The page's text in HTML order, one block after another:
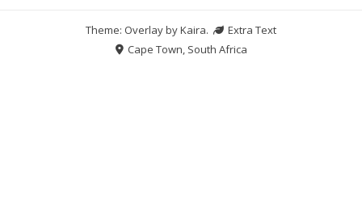
Theme: Overlay byKaira.
Extra Text
Cape Town, South Africa